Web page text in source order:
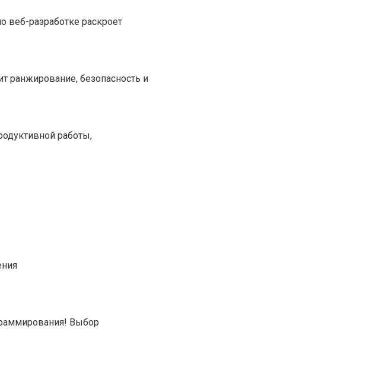
веб-разработке раскроет
ранжирование, безопасность и
работы,
Выбор